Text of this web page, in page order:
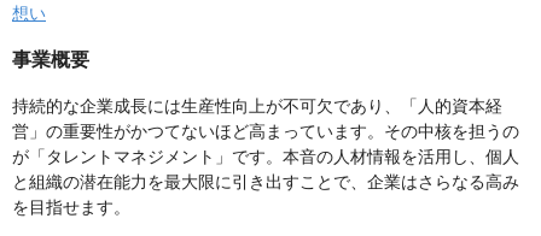
想い
事業概要
持続的な企業成長には生産性向上が不可欠であり、「人的資本経
営」の重要性がかつてないほど高まっています。その中核を担うの
が「タレントマネジメント」です。本音の人材情報を活用し、個人
と組織の潜在能力を最大限に引き出すことで、企業はさらなる高み
を目指せます。